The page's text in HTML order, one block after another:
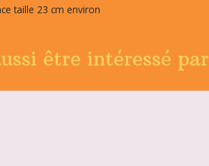
taille 23 cm environ
être intéressé par